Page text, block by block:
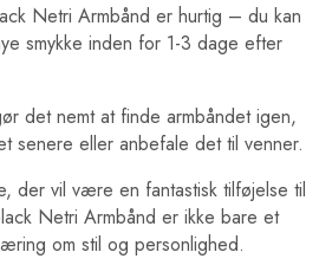
Netri Armbånd er hurtig – du kan
smykke inden for 1-3 dage efter
det nemt at finde armbåndet igen,
senere eller anbefale det til venner.
der vil være en fantastisk tilføjelse til
Netri Armbånd er ikke bare et
om stil og personlighed.